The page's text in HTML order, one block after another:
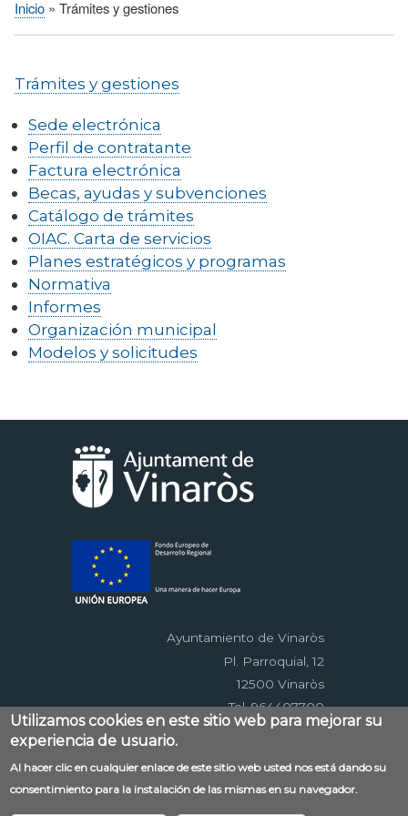
Sobrescribir
ayuda
navegación
Inicio Trámites y gestiones
Trámites y gestiones
Sede electrónica
Perfil de contratante
Factura electrónica
Becas, ayudas y subvenciones
Catálogo de trámites
OIAC. Carta de servicios
Planes estratégicos y programas
Normativa
Informes
Organización municipal
Modelos y solicitudes
Ayuntamiento de Vinaròs
Pl. Parroquial, 12
12500 Vinaròs
Tel. 964407700
Menú
al
Contacto Aviso legal
Mapa web
Accessibilitat
Política de privacidad
RSS
Utilizamos cookies en este sitio web para mejorar su
experiencia de usuario.
Al hacer clic en cualquier enlace de este sitio web usted nos está dando su
consentimiento para la instalación de las mismas en su navegador.